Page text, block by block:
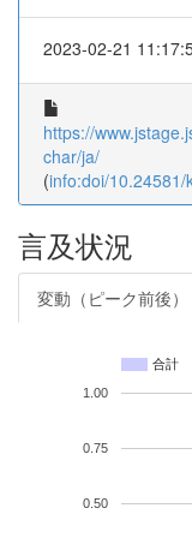
2023-02-21
https://
char/ja/
(info:doi/10.24581/
言及状況
変動（ピーク前後）
合計
0.50
0.75
1.00